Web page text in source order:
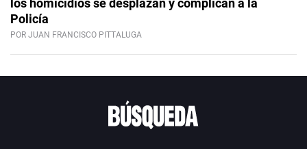
los homicidios se desplazan y complican a la
Policía
POR JUAN FRANCISCO PITTALUGA